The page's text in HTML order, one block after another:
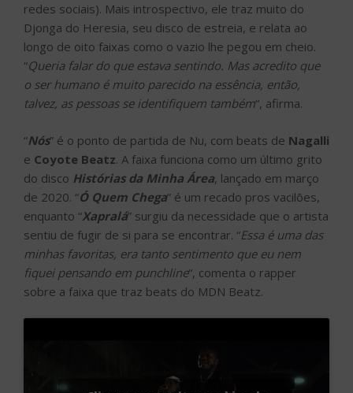
redes sociais). Mais introspectivo, ele traz muito do
Djonga do Heresia, seu disco de estreia, e relata ao
longo de oito faixas como o vazio lhe pegou em cheio.
“Queria falar do que estava sentindo. Mas acredito que
o ser humano é muito parecido na essência, então,
talvez, as pessoas se identifiquem também“, afirma.
“Nós” é o ponto de partida de Nu, com beats de Nagalli
e Coyote Beatz. A faixa funciona como um último grito
do disco Histórias da Minha Área, lançado em março
de 2020. “Ó Quem Chega” é um recado pros vacilões,
enquanto “Xapralá” surgiu da necessidade que o artista
sentiu de fugir de si para se encontrar. “Essa é uma das
minhas favoritas, era tanto sentimento que eu nem
fiquei pensando em punchline“, comenta o rapper
sobre a faixa que traz beats do MDN Beatz.